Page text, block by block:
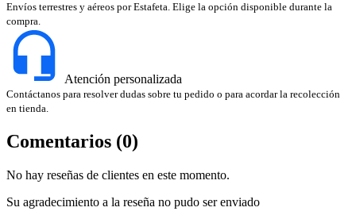
Envíos terrestres y aéreos por Estafeta. Elige la opción disponible durante la
compra.
Atención personalizada
Contáctanos para resolver dudas sobre tu pedido o para acordar la recolección
en tienda.
Comentarios (0)
No hay reseñas de clientes en este momento.
Su agradecimiento a la reseña no pudo ser enviado